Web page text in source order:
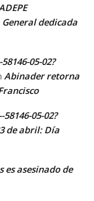
dedicada
05-02?
Abinader retorna
05-02?
de abril: Día
es asesinado de